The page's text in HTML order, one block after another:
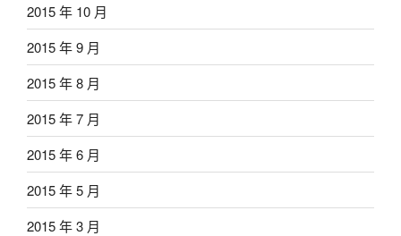
2015 年 10 月
2015 年 9 月
2015 年 8 月
2015 年 7 月
2015 年 6 月
2015 年 5 月
2015 年 3 月